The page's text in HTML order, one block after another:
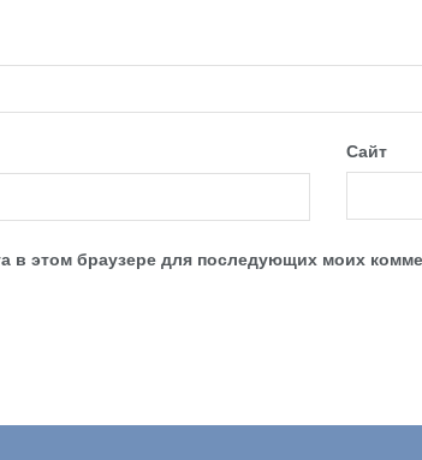
Сайт
в этом браузере для последующих моих